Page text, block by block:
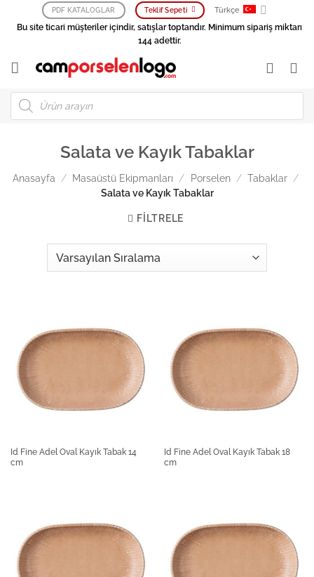
PDF KATALOGLAR Teklif Sepeti Türkçe
Bu site ticari müşteriler içindir, satışlar toptandır. Minimum sipariş miktarı
144 adettir.
Products
search
Salata ve Kayık Tabaklar
Anasayfa / Masaüstü Ekipmanları / Porselen / Tabaklar /
Salata ve Kayık Tabaklar
FILTRELE
Id Fine Adel Oval Kayık Tabak 14
cm
Id Fine Adel Oval Kayık Tabak 18
cm